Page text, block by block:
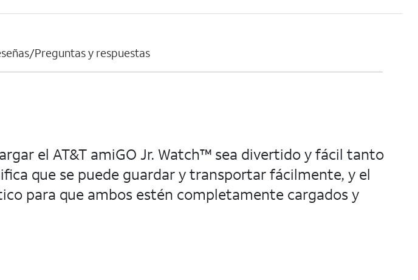
Preguntas y respuestas
el AT&T amiGO Jr. Watch™ sea divertido y fácil tanto
que se puede guardar y transportar fácilmente, y el
para que ambos estén completamente cargados y